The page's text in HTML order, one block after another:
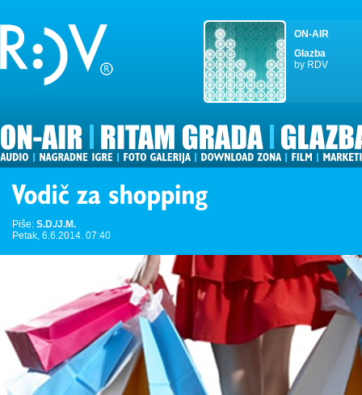
ON-AIR
Glazba
by RDV
Piše: S.D./J.M.
Petak, 6.6.2014. 07:40